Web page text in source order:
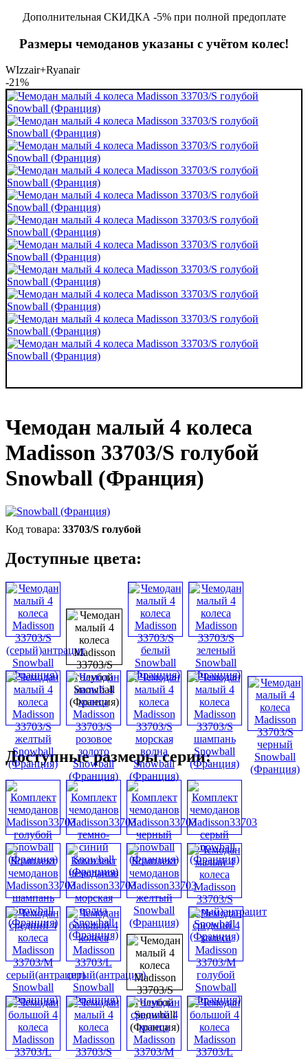
Дополнительная СКИДКА -5% при полной предоплате
Размеры чемоданов указаны с учётом колес!
WIzzair+Ryanair
-21%
Чемодан малый 4 колеса
Madisson 33703/S голубой
Snowball (Франция)
33703/S голубой
Доступные цвета:
Доступные размеры серии: